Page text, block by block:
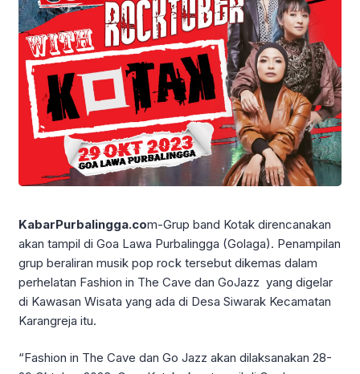
KabarPurbalingga.com-Grup band Kotak direncanakan
akan tampil di Goa Lawa Purbalingga (Golaga). Penampilan
grup beraliran musik pop rock tersebut dikemas dalam
perhelatan Fashion in The Cave dan GoJazz yang digelar
di Kawasan Wisata yang ada di Desa Siwarak Kecamatan
Karangreja itu.
“Fashion in The Cave dan Go Jazz akan dilaksanakan 28-